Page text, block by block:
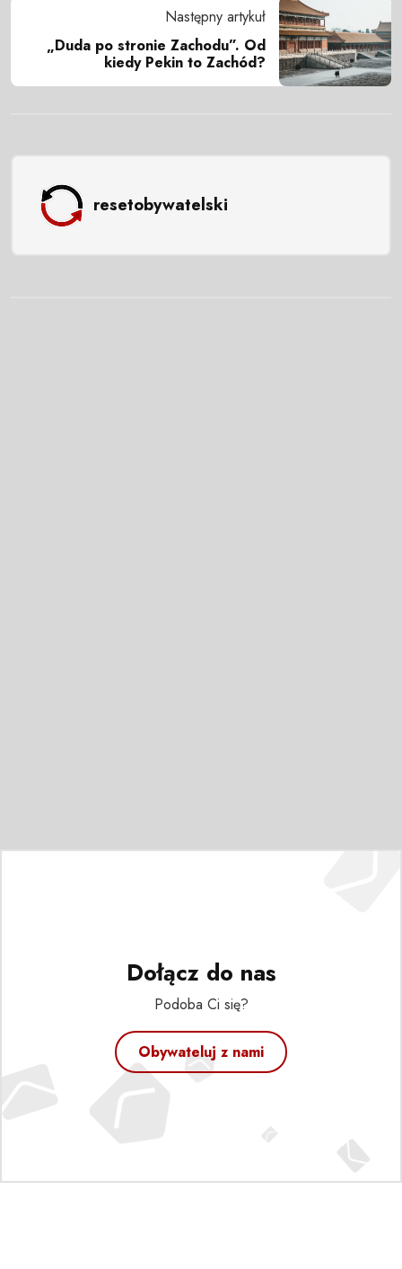
Następny artykuł
„Duda po stronie Zachodu”. Od
kiedy Pekin to Zachód?
resetobywatelski
Dołącz do nas
Podoba Ci się?
Obywateluj z nami